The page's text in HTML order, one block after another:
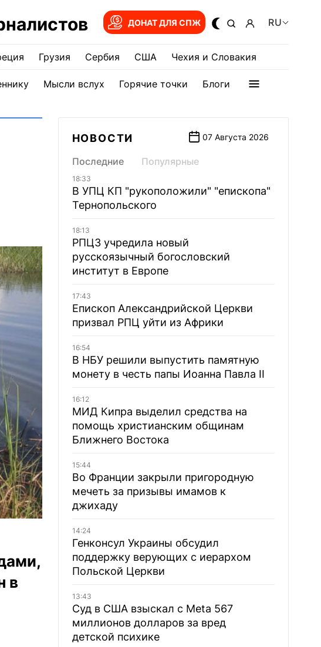
ДОНАТ ДЛЯ СПЖ RU
Грузия Сербия США Чехия и Словакия
Мысли вслух Горячие точки Блоги
в
НОВОСТИ 07 Августа 2026
Последние Популярные
18:33
В УПЦ КП "рукоположили" "епископа"
Тернопольского
18:13
РПЦЗ учредила новый
русскоязычный богословский
институт в Европе
17:43
Епископ Александрийской Церкви
призвал РПЦ уйти из Африки
16:54
В НБУ решили выпустить памятную
монету в честь папы Иоанна Павла II
16:12
МИД Кипра выделил средства на
помощь христианским общинам
Ближнего Востока
15:44
Во Франции закрыли пригородную
мечеть за призывы имамов к
джихаду
14:24
Генконсул Украины обсудил
поддержку верующих с иерархом
Польской Церкви
13:43
Суд в США взыскал с Meta 567
миллионов долларов за вред
детской психике